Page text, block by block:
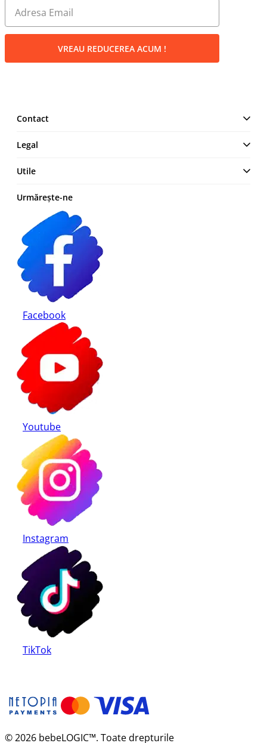
VREAU REDUCEREA ACUM !
Contact
MAKE IT LOGIC SRL
Str. Lt. Aurel Botea, Nr. 4,
România
+4 0744 23 0000
Legal
Termeni și Condiții
Politica cookies
Utile
Cum comand
Modalități de plată
Retur produse
Urmărește-ne
Facebook
Youtube
Instagram
TikTok
© 2026 bebeLOGIC™. Toate drepturile